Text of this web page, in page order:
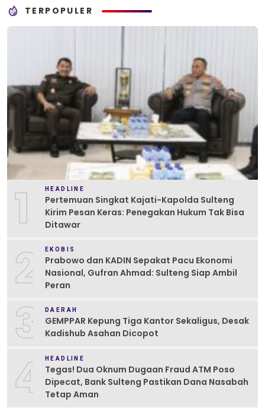
TERPOPULER
1 HEADLINE
Pertemuan Singkat Kajati-Kapolda Sulteng
Kirim Pesan Keras: Penegakan Hukum Tak Bisa
Ditawar
2 EKOBIS
Prabowo dan KADIN Sepakat Pacu Ekonomi
Nasional, Gufran Ahmad: Sulteng Siap Ambil
Peran
3 DAERAH
GEMPPAR Kepung Tiga Kantor Sekaligus, Desak
Kadishub Asahan Dicopot
4 HEADLINE
Tegas! Dua Oknum Dugaan Fraud ATM Poso
Dipecat, Bank Sulteng Pastikan Dana Nasabah
Tetap Aman